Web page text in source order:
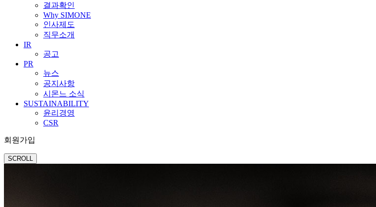
결과확인
Why SIMONE
인사제도
직무소개
IR
공고
PR
뉴스
공지사항
시몬느 소식
SUSTAINABILITY
윤리경영
CSR
회원가입
SCROLL